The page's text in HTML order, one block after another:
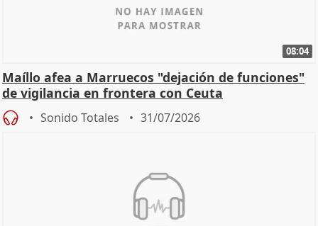
08:04
Maíllo afea a Marruecos "dejación de funciones"
de vigilancia en frontera con Ceuta
Sonido Totales 31/07/2026